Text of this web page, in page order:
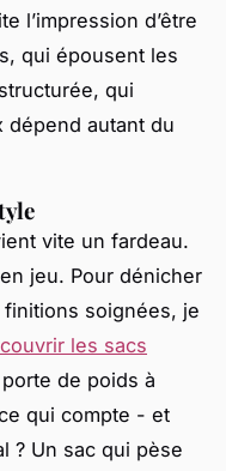
l’impression d’être
qui épousent les
qui
autant du
vite un fardeau.
jeu. Pour dénicher
soignées, je
les sacs
de poids à
qui compte - et
? Un sac qui pèse